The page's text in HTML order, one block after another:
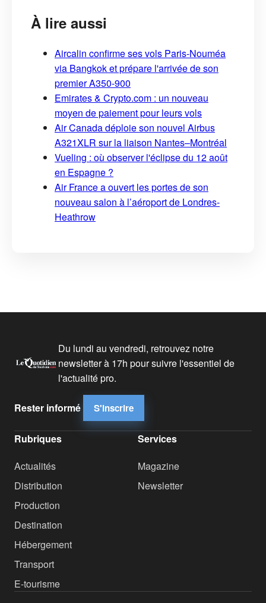
À lire aussi
Aircalin confirme ses vols Paris-Nouméa
via Bangkok et prépare l'arrivée de son
premier A350-900
Emirates & Crypto.com : un nouveau
moyen de paiement pour leurs vols
Air Canada déploie son nouvel Airbus
A321XLR sur la liaison Nantes–Montréal
Vueling : où observer l'éclipse du 12 août
en Espagne ?
Air France a ouvert les portes de son
nouveau salon à l’aéroport de Londres-
Heathrow
Du lundi au vendredi, retrouvez notre
newsletter à 17h pour suivre l'essentiel de
l'actualité pro.
Rester informé S'inscrire
Rubriques
Actualités
Distribution
Production
Destination
Hébergement
Transport
E-tourisme
Services
Magazine
Newsletter